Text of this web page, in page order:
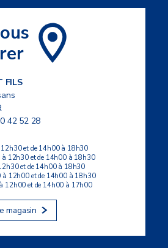
FILS
42 52 28
et de 14h00 à 18h30
à 12h30 et de 14h00 à 18h30
et de 14h00 à 18h30
à 12h00 et de 14h00 à 18h30
12h00 et de 14h00 à 17h00
magasin